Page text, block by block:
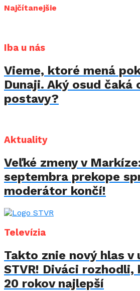
Najčítanejšie
Iba u nás
Vieme, ktoré mená
Dunaji. Aký osud čaká
postavy?
Aktuality
Veľké zmeny v
septembra prekope
moderátor končí!
Televízia
Takto znie nový hlas v
STVR! Diváci
20 rokov najlepší